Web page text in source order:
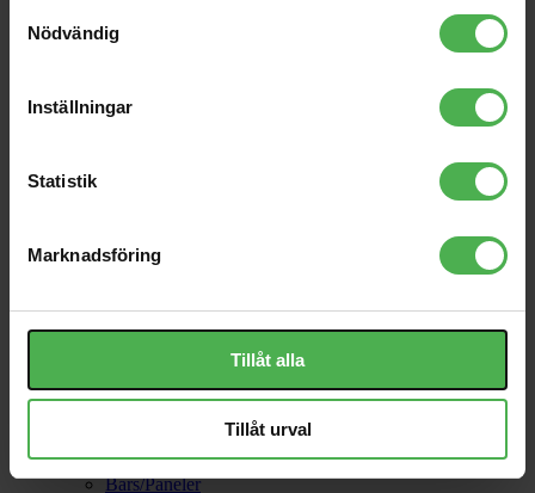
Nödvändig
Inställningar
Statistik
Marknadsföring
Tillåt alla
Tillåt urval
Glödlampor
Par lampor
Skruv-sockel
Kontrollers
Se alla
Bars/Paneler